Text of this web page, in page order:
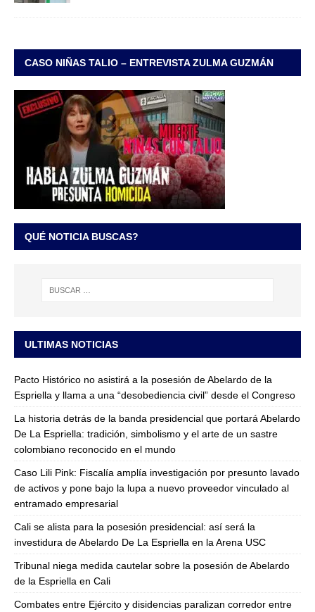
CASO NIÑAS TALIO – ENTREVISTA ZULMA GUZMÁN
QUÉ NOTICIA BUSCAS?
ULTIMAS NOTICIAS
Pacto Histórico no asistirá a la posesión de Abelardo de la
Espriella y llama a una “desobediencia civil” desde el Congreso
La historia detrás de la banda presidencial que portará Abelardo
De La Espriella: tradición, simbolismo y el arte de un sastre
colombiano reconocido en el mundo
Caso Lili Pink: Fiscalía amplía investigación por presunto lavado
de activos y pone bajo la lupa a nuevo proveedor vinculado al
entramado empresarial
Cali se alista para la posesión presidencial: así será la
investidura de Abelardo De La Espriella en la Arena USC
Tribunal niega medida cautelar sobre la posesión de Abelardo
de la Espriella en Cali
Combates entre Ejército y disidencias paralizan corredor entre